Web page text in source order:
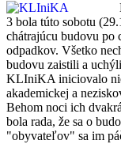
3 bola túto sobotu
chátrajúcu budovu po
odpadkov. Všetko
budovu zaistili a
KLIniKA iniciovalo
akademickej a
Behom noci ich
bola rada, že sa o
"obyvateľov" sa im